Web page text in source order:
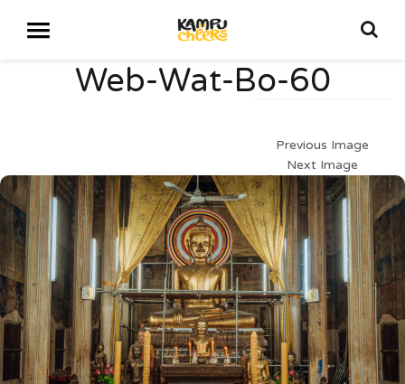
Web-Wat-Bo-60
Previous Image
Next Image